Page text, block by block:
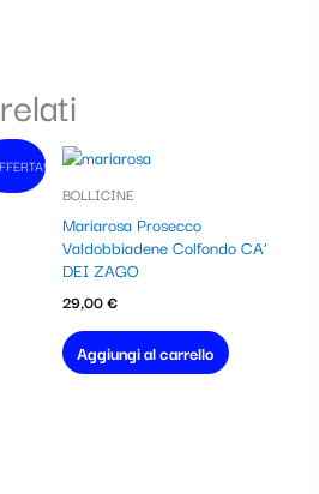
BOLLICINE
Mariarosa Prosecco
Valdobbiadene Colfondo CA’
DEI ZAGO
29,00€
Aggiungi al carrello